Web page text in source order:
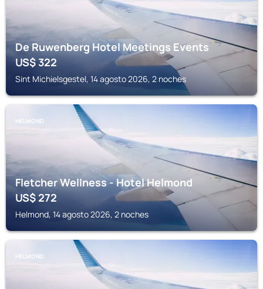
De Ruwenberg Hotel Meetings Events
US$322
Sint Michielsgestel, 14 agosto 2026, 2 noches
HELMOND
Fletcher Wellness - Hotel Helmond
US$272
Helmond, 14 agosto 2026, 2 noches
HELMOND